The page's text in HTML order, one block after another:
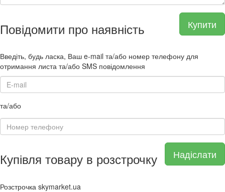
Купити
Повідомити про наявність
Введіть, будь ласка, Ваш e-mail та/або номер телефону для
отримання листа та/або SMS повідомлення
та/або
Надіслати
Купівля товару в розстрочку
Розстрочка skymarket.ua